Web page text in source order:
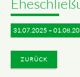
31.07.2025 –
ZURÜCK